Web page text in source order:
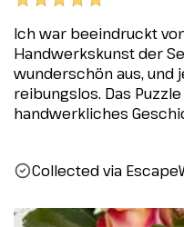
Ich war beeindruckt
Handwerkskunst der
wunderschön aus,
reibungslos. Das
handwerkliches
Collected via